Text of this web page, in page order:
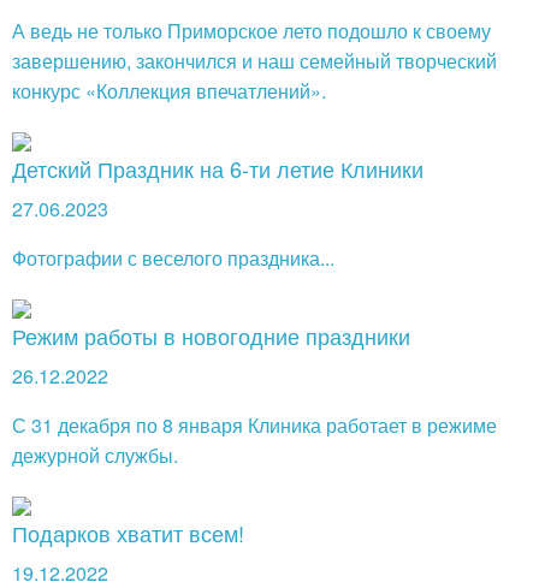
А ведь не только Приморское лето подошло к своему
завершению, закончился и наш семейный творческий
конкурс «Коллекция впечатлений».
Детский Праздник на 6-ти летие Клиники
27.06.2023
Фотографии с веселого праздника...
Режим работы в новогодние праздники
26.12.2022
С 31 декабря по 8 января Клиника работает в режиме
дежурной службы.
Подарков хватит всем!
19.12.2022